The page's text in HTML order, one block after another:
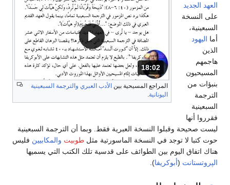
المدة: دقائق و 2 ثواني.
18:02
المراجع المسيحية بينالأدب العبري والترجمة السبعينية
اليونانية.
الجديد
النسخة
اليهود
من
أنها
صحيحة وقبلوا النسخة العبرية فقط. وبما أن الترجمة السبعينية
كتبا لا توجد في النسخة الماسورتية مثلطوبيت والمكابيينفليس
اتفاق اليوم بين الطوائف على قدسية تلك الكتب التي يسميها
(أبوكريفا).